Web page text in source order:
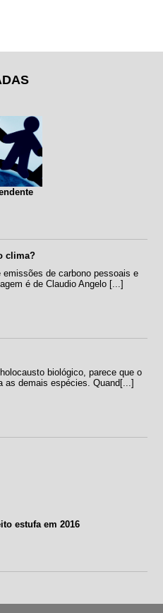
clima?
de carbono pessoais e
é de Claudio Angelo [...]
biológico, parece que o
as demais espécies. Quand[...]
estufa em 2016